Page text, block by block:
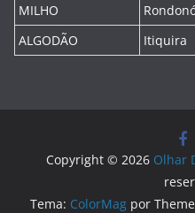
MILHO
ALGODÃO
Itiquira
Copyright © 2026 Olhar
Tema: ColorMag por